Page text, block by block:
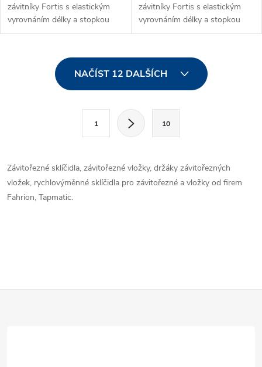
závitníky Fortis s elastickým
vyrovnáním délky a stopkou
VDI podle DIN 69880
závitníky Fortis s elastickým
vyrovnáním délky a stopkou
HSK podle DIN 69893, tvar A
d
a
NAČÍST 12 DALŠÍCH
á
n
k
1 10
Závitořezné sklíčidla, závitořezné vložky, držáky závitořezných
vložek, rychlovýměnné sklíčidla pro závitořezné a vložky od firem
Fahrion, Tapmatic.